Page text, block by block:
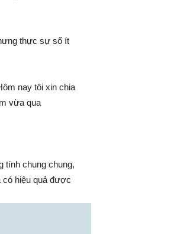
thực sự số ít
nay tôi xin chia
vừa qua
tính chung chung,
có hiệu quả được